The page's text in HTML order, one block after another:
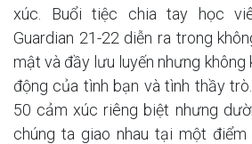
xúc. Buổi tiệc chia tay học
Guardian 21-22 diễn ra trong
mật và đầy lưu luyến nhưng không
động của tình bạn và tình thầy
50 cảm xúc riêng biệt nhưng
chúng ta giao nhau tại một